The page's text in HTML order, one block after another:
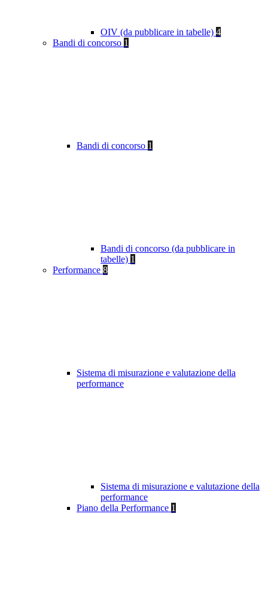
OIV (da pubblicare in tabelle) 4
Bandi di concorso 1
Bandi di concorso 1
Bandi di concorso (da pubblicare in
tabelle) 1
Performance 8
Sistema di misurazione e valutazione della
performance
Sistema di misurazione e valutazione della
performance
Piano della Performance 1